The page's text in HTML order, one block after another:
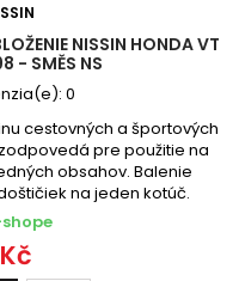
NISSIN HONDA VT
- SMĚS NS
0
cestovných a športových
pre použitie na
obsahov. Balenie
na jeden kotúč.